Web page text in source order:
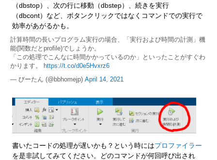
（dbstop）、次の行に移動（dbstep）、続きを実行
（dbcont）など、ボタンクリックではなくコマンドでの実行で
効率があがるかも。
計算時間の長いプログラム実行の場合、「実行および時間の計測」機
能(関数だとprofile)でしょうか。
「この処理でこんなに時間かかっているのか」といったことがすぐわ
かります。
https://t.co/d0e5Hvxrz6
— びーたん (@bbhomejp) April 14, 2021
書いたコードの処理が遅いかも？という時にはプロファイラー
を是非試してみてください。どのコマンドが何回呼び出され